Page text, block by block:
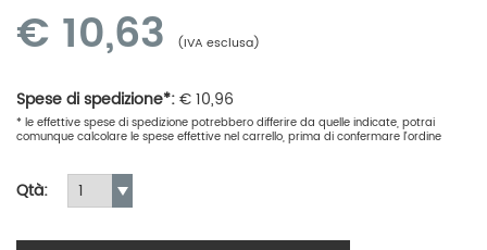
€ 10,63 (IVA esclusa)
Spese di spedizione*:€10,96
* le effettive spese di spedizione potrebbero differire da quelle indicate, potrai
comunque calcolare le spese effettive nel carrello, prima di confermare l'ordine
Qtà: